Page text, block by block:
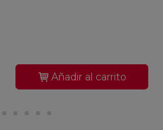
Añadir al carrito